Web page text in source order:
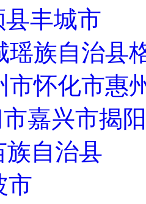
县丰城市
瑶族自治县
市怀化市惠
嘉兴市揭
自治县
市